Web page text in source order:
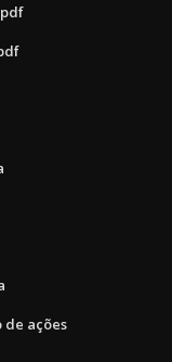
de ações